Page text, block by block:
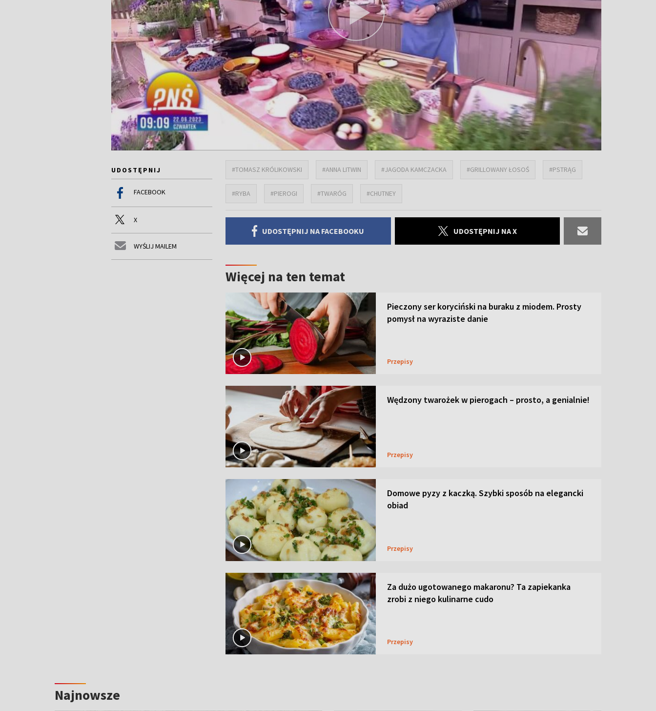
UDOSTĘPNIJ
FACEBOOK
X
WYŚLIJ MAILEM
#TOMASZ KRÓLIKOWSKI #ANNA LITWIN #JAGODA KAMCZACKA #GRILLOWANY ŁOSOŚ #PSTRĄG
#RYBA #PIEROGI #TWARÓG #CHUTNEY
UDOSTĘPNIJ NA FACEBOOKU UDOSTĘPNIJ NA X
Więcej na ten temat
Pieczony ser koryciński na buraku z miodem. Prosty
pomysł na wyraziste danie
Przepisy
Wędzony twarożek w pierogach – prosto, a genialnie!
Przepisy
Domowe pyzy z kaczką. Szybki sposób na elegancki
obiad
Przepisy
Za dużo ugotowanego makaronu? Ta zapiekanka
zrobi z niego kulinarne cudo
Przepisy
Najnowsze